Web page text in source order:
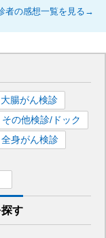
者の感想一覧を見る→
大腸がん検診
その他検診/ドック
身がん検診
探す